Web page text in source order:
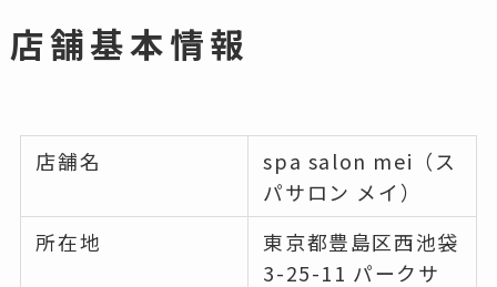
店舗基本情報
店舗名
spa salon mei（ス
パサロン メイ）
所在地
東京都豊島区西池袋
3-25-11 パークサ